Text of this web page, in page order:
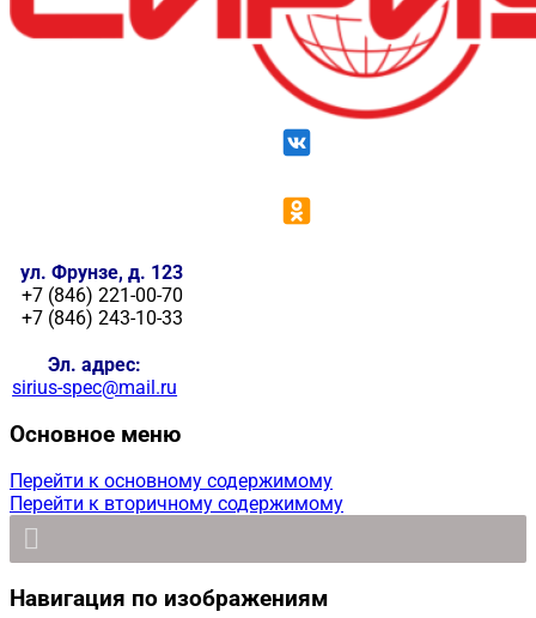
ул. Фрунзе, д. 123
+7 (846) 221-00-70
+7 (846) 243-10-33
Эл. адрес:
sirius-spec@mail.ru
Основное меню
Перейти к основному содержимому
Перейти к вторичному содержимому
Навигация по изображениям